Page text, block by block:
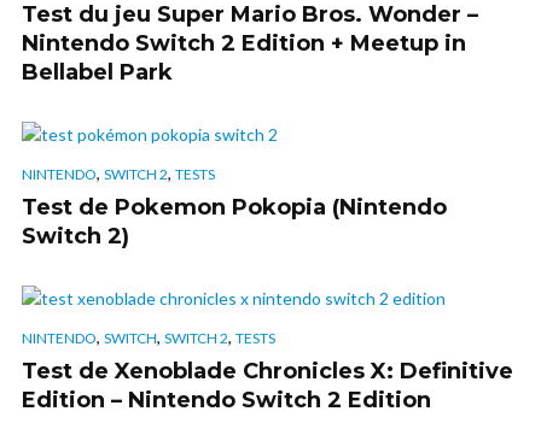
Test du jeu Super Mario Bros. Wonder –
Nintendo Switch 2 Edition + Meetup in
Bellabel Park
NINTENDO, SWITCH 2, TESTS
Test de Pokemon Pokopia (Nintendo
Switch 2)
NINTENDO, SWITCH, SWITCH 2, TESTS
Test de Xenoblade Chronicles X: Definitive
Edition – Nintendo Switch 2 Edition